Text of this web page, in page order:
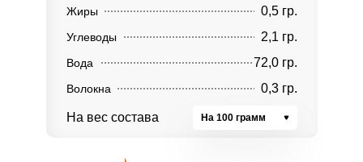
Жиры 0,5 гр.
Углеводы 2,1 гр.
Вода 72,0 гр.
Волокна 0,3 гр.
На вес состава На 100 грамм